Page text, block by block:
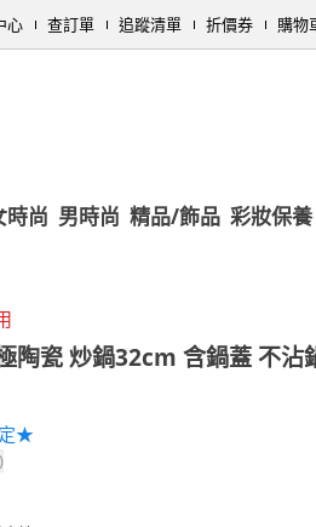
心 查訂單 追蹤清單 折價券 購物
時尚 男時尚 精品/飾品 彩妝保養
陶瓷 炒鍋32cm 含鍋蓋 不沾
★